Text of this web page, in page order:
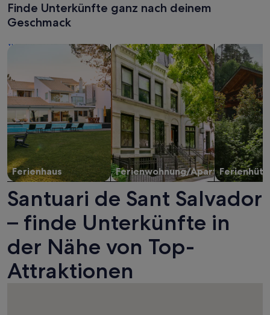
zum
Standardpreis.
Finde Unterkünfte ganz nach deinem
Geschmack
Ferienhaus
Suche nach Ferienhäusern
Ferienwohnung/Apartment
Suche nach Ferienwohnungen oder
Suche nach
Santuari de Sant Salvador
– finde Unterkünfte in
der Nähe von Top-
Attraktionen